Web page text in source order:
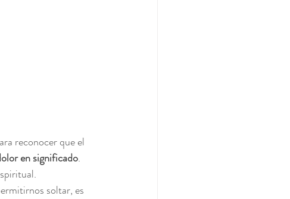
reconocer que el
en significado.
soltar, es